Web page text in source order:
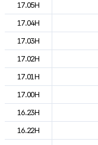
17.05H
17.04H
17.03H
17.02H
17.01H
17.00H
16.23H
16.22H